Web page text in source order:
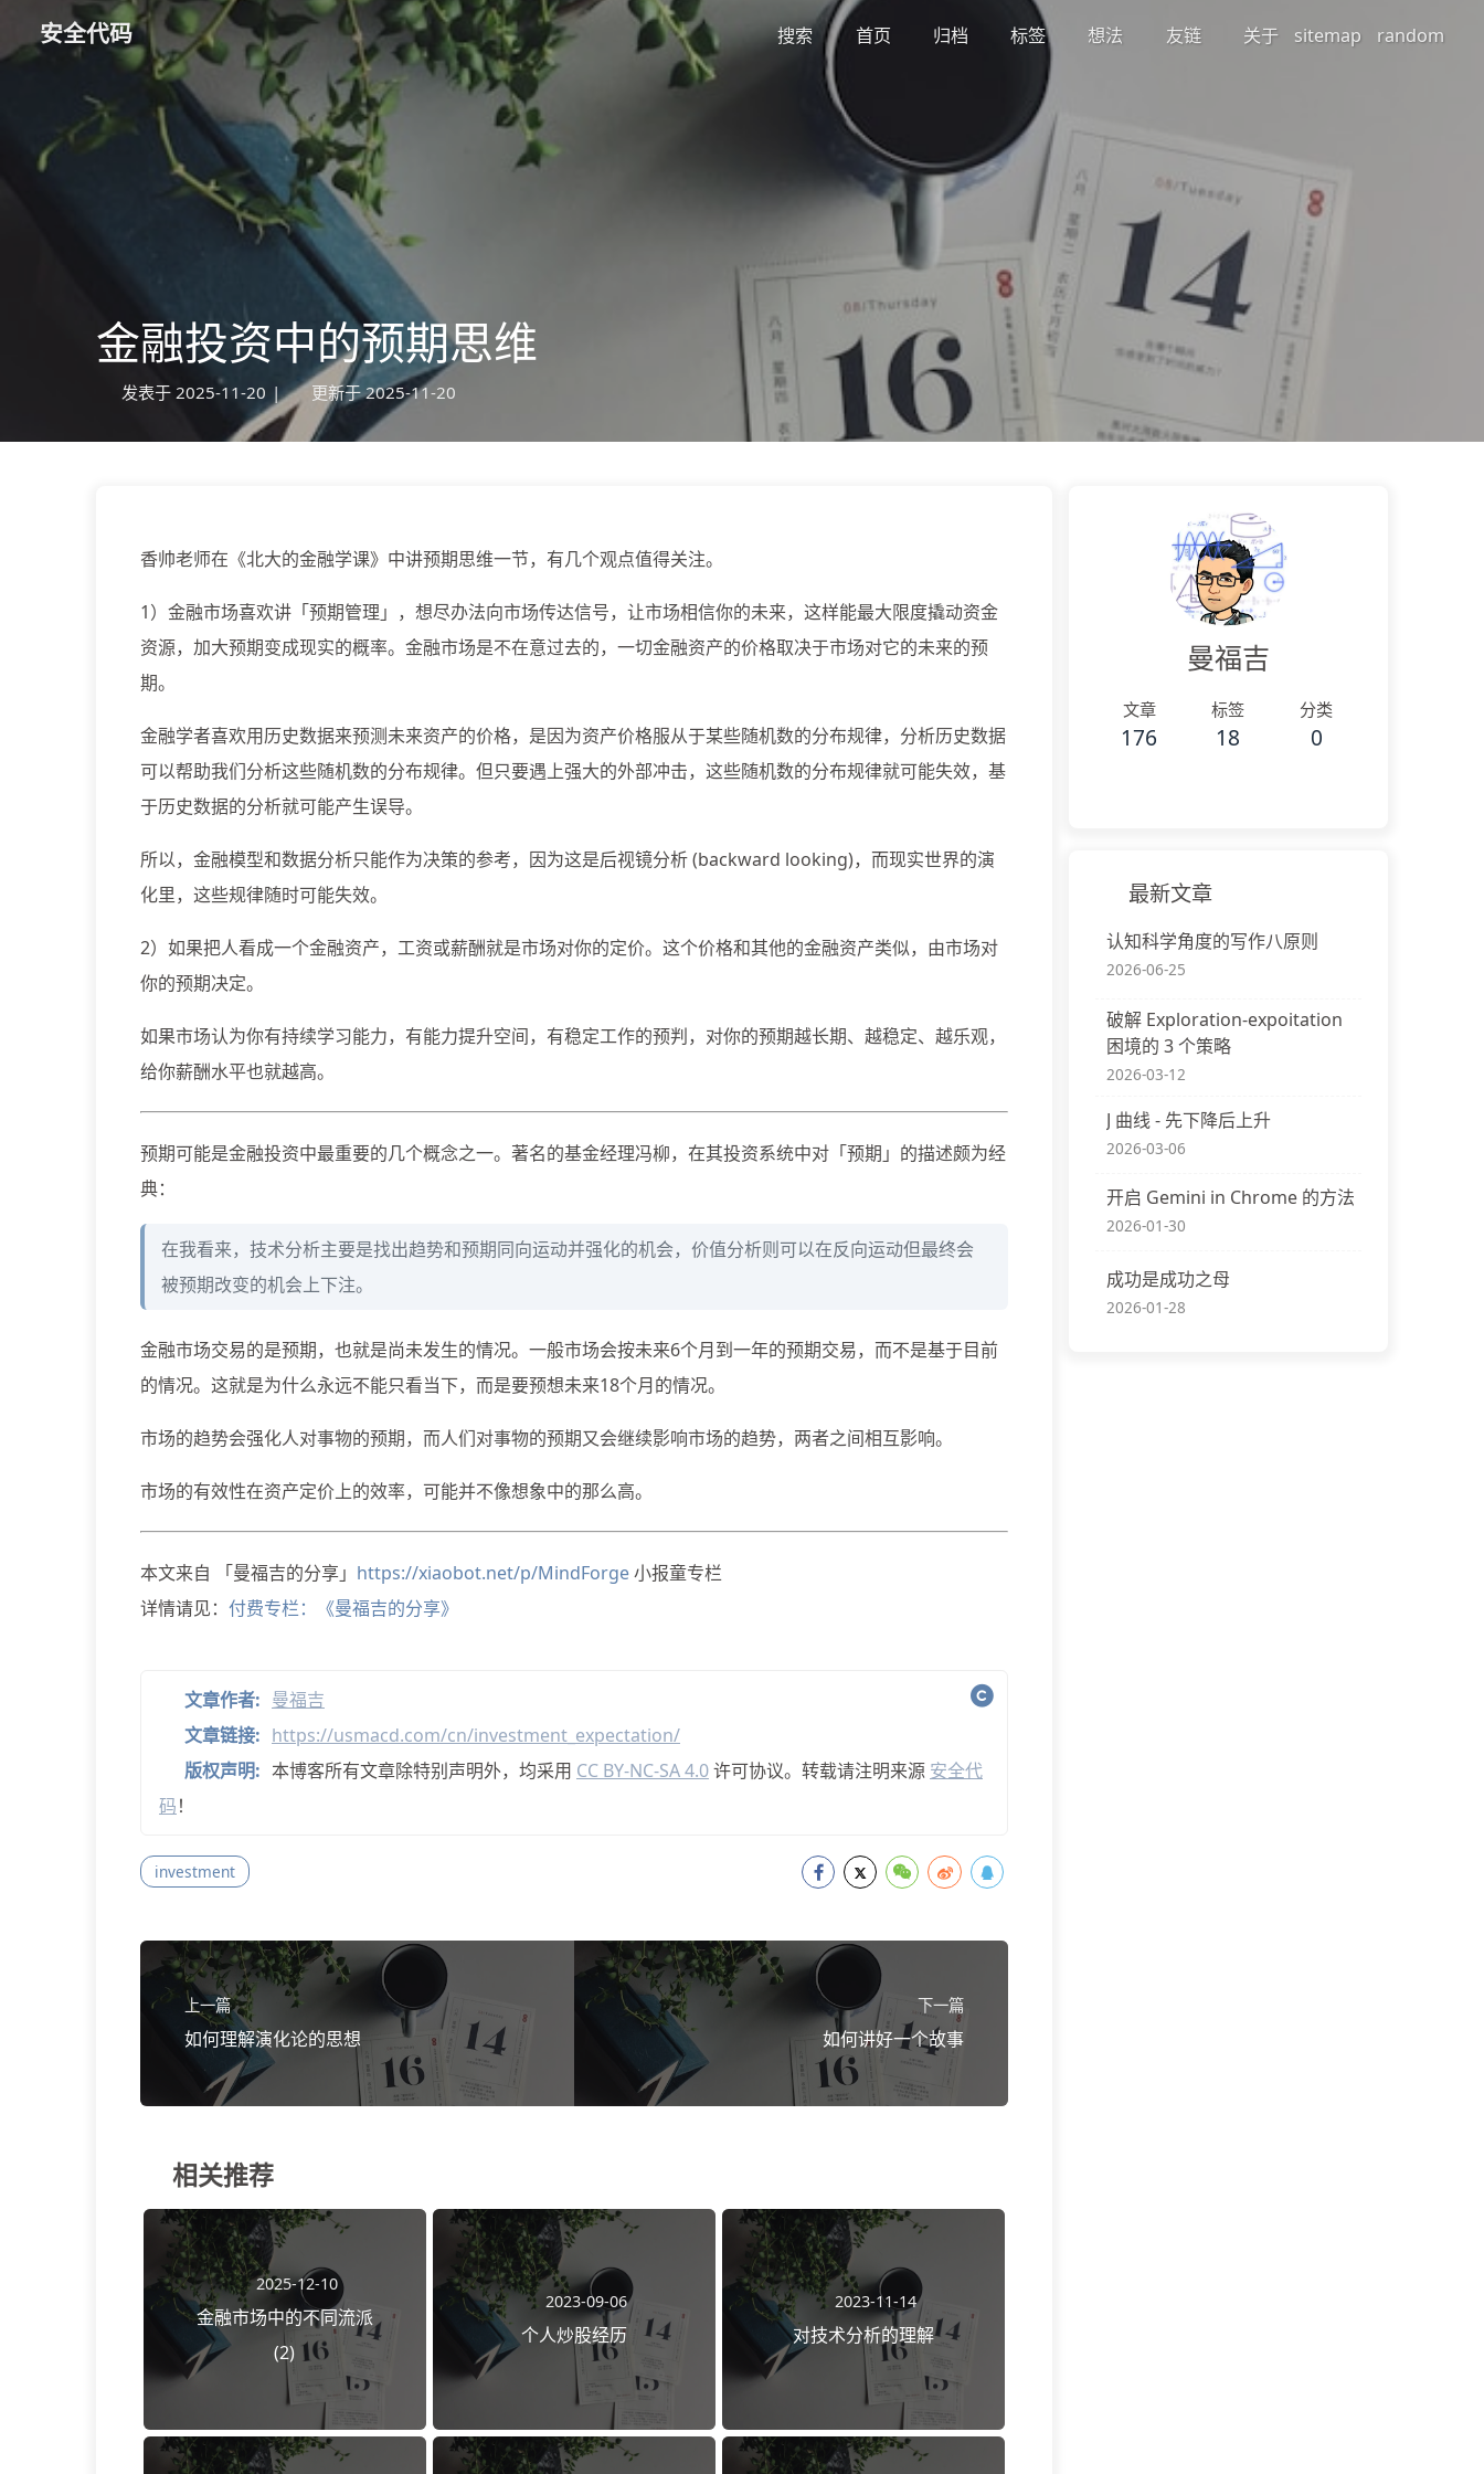
安全代码 搜索 首页 归档 标签 想法 友链 关于 sitemap random
金融投资中的预期思维
发表于 2025-11-20 | 更新于 2025-11-20
香帅老师在《北大的金融学课》中讲预期思维一节，有几个观点值得关注。
1）金融市场喜欢讲「预期管理」，想尽办法向市场传达信号，让市场相信你的未来，这样能最大限度撬动资金
资源，加大预期变成现实的概率。金融市场是不在意过去的，一切金融资产的价格取决于市场对它的未来的预
期。
金融学者喜欢用历史数据来预测未来资产的价格，是因为资产价格服从于某些随机数的分布规律，分析历史数据
可以帮助我们分析这些随机数的分布规律。但只要遇上强大的外部冲击，这些随机数的分布规律就可能失效，基
于历史数据的分析就可能产生误导。
所以，金融模型和数据分析只能作为决策的参考，因为这是后视镜分析 (backward looking)，而现实世界的演
化里，这些规律随时可能失效。
2）如果把人看成一个金融资产，工资或薪酬就是市场对你的定价。这个价格和其他的金融资产类似，由市场对
你的预期决定。
如果市场认为你有持续学习能力，有能力提升空间，有稳定工作的预判，对你的预期越长期、越稳定、越乐观，
给你薪酬水平也就越高。
预期可能是金融投资中最重要的几个概念之一。著名的基金经理冯柳，在其投资系统中对「预期」的描述颇为经
典：
在我看来，技术分析主要是找出趋势和预期同向运动并强化的机会，价值分析则可以在反向运动但最终会
被预期改变的机会上下注。
金融市场交易的是预期，也就是尚未发生的情况。一般市场会按未来6个月到一年的预期交易，而不是基于目前
的情况。这就是为什么永远不能只看当下，而是要预想未来18个月的情况。
市场的趋势会强化人对事物的预期，而人们对事物的预期又会继续影响市场的趋势，两者之间相互影响。
市场的有效性在资产定价上的效率，可能并不像想象中的那么高。
本文来自 「曼福吉的分享」 https://xiaobot.net/p/MindForge小报童专栏
详情请见： 付费专栏：《曼福吉的分享》
文章作者: 曼福吉
文章链接: https://usmacd.com/cn/investment_expectation/
版权声明: 本博客所有文章除特别声明外，均采用 CC BY-NC-SA 4.0许可协议。转载请注明来源 安全代
码！
investment
上一篇
如何理解演化论的思想
下一篇
如何讲好一个故事
相关推荐
2025-12-10
金融市场中的不同流派
(2)
2023-09-06
个人炒股经历
2023-11-14
对技术分析的理解
曼福吉
文章
176
标签
18
分类
0
最新文章
认知科学角度的写作八原则
2026-06-25
破解 Exploration-expoitation
困境的 3 个策略
2026-03-12
J 曲线 - 先下降后上升
2026-03-06
开启 Gemini in Chrome 的方法
2026-01-30
成功是成功之母
2026-01-28